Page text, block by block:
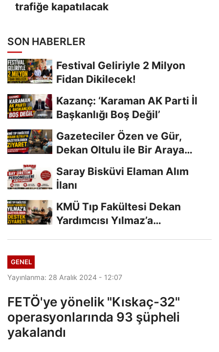
trafiğe kapatılacak
SON HABERLER
Festival Geliriyle 2 Milyon
Fidan Dikilecek!
Kazanç: ‘Karaman AK Parti İl
Başkanlığı Boş Değil’
Gazeteciler Özen ve Gür,
Dekan Oltulu ile Bir Araya
Saray Bisküvi Elaman Alım
İlanı
KMÜ Tıp Fakültesi Dekan
Yardımcısı Yılmaz’a
GENEL
Yayınlanma: 28 Aralık 2024 - 12:07
FETÖ'ye yönelik "Kıskaç-32"
operasyonlarında 93 şüpheli
yakalandı